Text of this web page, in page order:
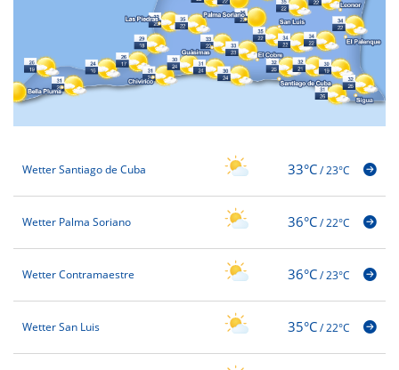
Wetter Santiago de Cuba 33°C/23°C
Wetter Palma Soriano 36°C/22°C
Wetter Contramaestre 36°C/23°C
Wetter San Luis 35°C/22°C